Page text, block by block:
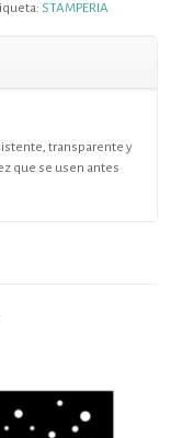
STAMPERIA
transparente y
que se usen antes